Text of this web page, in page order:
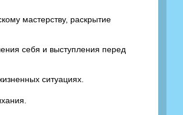
мастерству, раскрытие
себя и выступления перед
ситуациях.